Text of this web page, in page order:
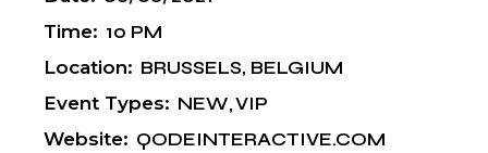
Time: 10 PM
Location: BRUSSELS, BELGIUM
Event Types: NEW VIP
Website: QODEINTERACTIVE.COM